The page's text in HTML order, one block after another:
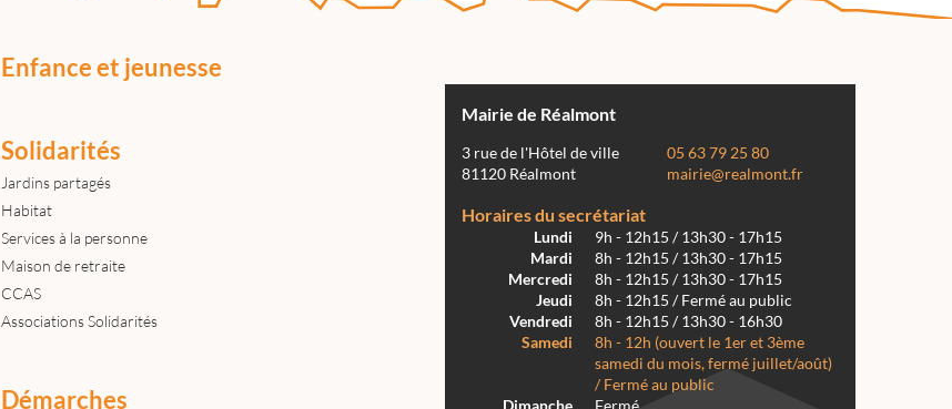
Enfance et jeunesse
Solidarités
Jardins partagés
Habitat
Services à la personne
Maison de retraite
CCAS
Associations Solidarités
Démarches
Mairie de Réalmont
3 rue de l'Hôtel de ville
81120 Réalmont
05 63 79 25 80
mairie@realmont.fr
Horaires du secrétariat
Lundi
9h - 12h15 / 13h30 - 17h15
Mardi
8h - 12h15 / 13h30 - 17h15
Mercredi
8h - 12h15 / 13h30 - 17h15
Jeudi
8h - 12h15 / Fermé au public
Vendredi
8h - 12h15 / 13h30 - 16h30
Samedi
8h - 12h (ouvert le 1er et 3ème
samedi du mois, fermé juillet/août)
/ Fermé au public
Dimanche
Fermé